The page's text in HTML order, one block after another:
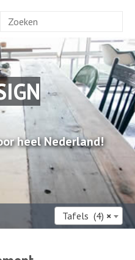
Zoek
heel Nederland!
×
Tafels (4)